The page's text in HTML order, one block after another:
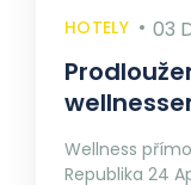
HOTELY 03
Wellness
Republika 24